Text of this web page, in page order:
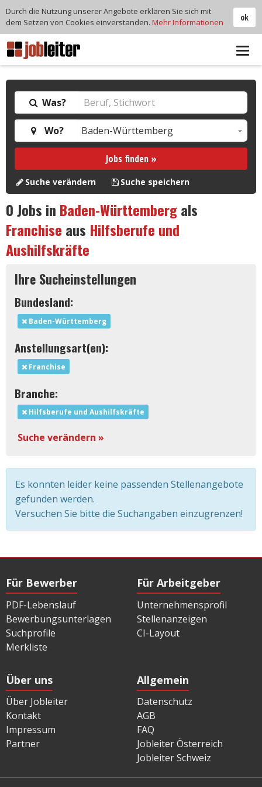
Was?
Wo?
Jobs finden »
Suche verändern Suche speichern
0Jobs in Baden-Württembergals
Franchise aus Hilfsberufe und
Aushilfskräfte
Ihre Sucheinstellungen
Bundesland:
Baden-Württemberg
Anstellungsart(en):
Franchise
Branche:
Hilfsberufe und Aushilfskräfte
Suche verändern »
Es konnten leider keine passenden Stellenangebote
gefunden werden.
Versuchen Sie bitte die Suchangaben einzugrenzen!
Für Bewerber
PDF-Lebenslauf
Bewerbungsunterlagen
Suchprofile
Merkliste
Für Arbeitgeber
Unternehmensprofil
Stellenanzeigen
CI-Layout
Über uns
Über Jobleiter
Kontakt
Impressum
Partner
Allgemein
Datenschutz
AGB
FAQ
Jobleiter Österreich
Jobleiter Schweiz
ok
Durch die Nutzung unserer Angebote erklären Sie sich mit
dem Setzen von Cookies einverstanden. Mehr Informationen